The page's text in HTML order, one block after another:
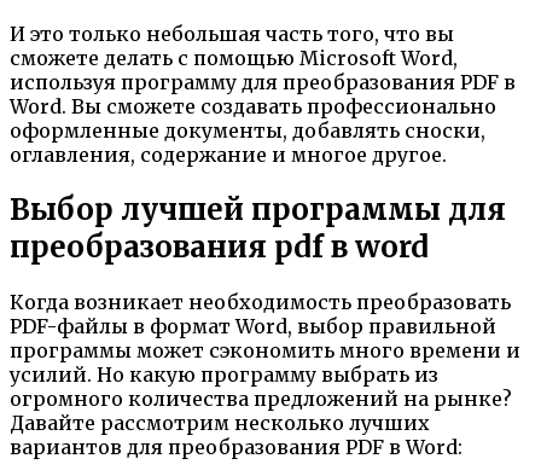
И это только небольшая часть того, что вы
сможете делать с помощью Microsoft Word,
используя программу для преобразования PDF в
Word. Вы сможете создавать профессионально
оформленные документы, добавлять сноски,
оглавления, содержание и многое другое.
Выбор лучшей программы для
преобразования pdf в word
Когда возникает необходимость преобразовать
PDF-файлы в формат Word, выбор правильной
программы может сэкономить много времени и
усилий. Но какую программу выбрать из
огромного количества предложений на рынке?
Давайте рассмотрим несколько лучших
вариантов для преобразования PDF в Word: